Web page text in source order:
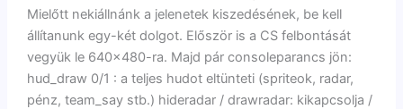
Mielőtt nekiállnánk a jelenetek kiszedésének, be kell
állítanunk egy-két dolgot. Először is a CS felbontását
vegyük le 640×480-ra. Majd pár consoleparancs jön:
hud_draw 0/1 : a teljes hudot eltünteti (spriteok, radar,
pénz, team_say stb.) hideradar / drawradar: kikapcsolja /